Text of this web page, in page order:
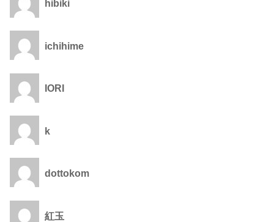
hibiki
ichihime
IORI
k
dottokom
紅玉